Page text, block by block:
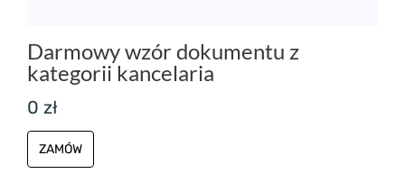
Darmowy wzór dokumentu z
kategorii kancelaria
0 zł
ZAMÓW